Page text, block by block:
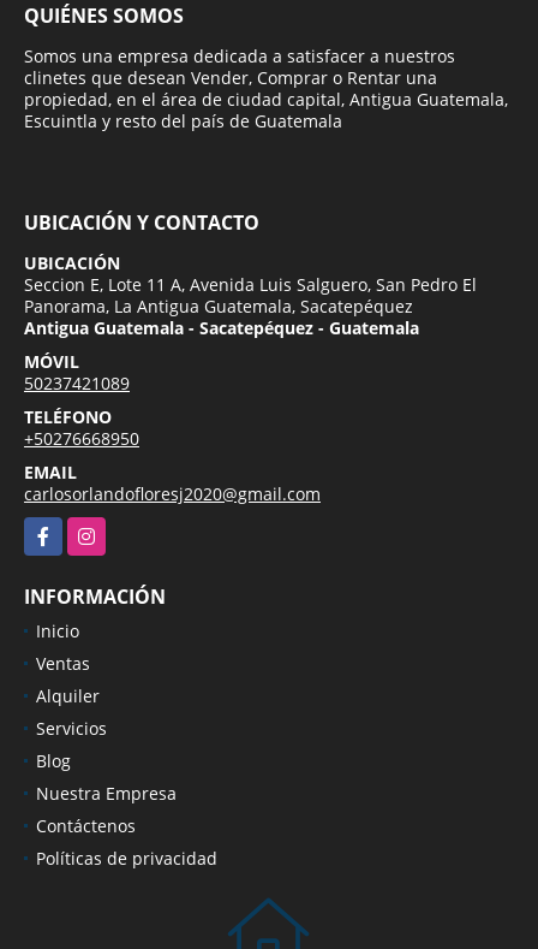
QUIÉNES SOMOS
Somos una empresa dedicada a satisfacer a nuestros
clinetes que desean Vender, Comprar o Rentar una
propiedad, en el área de ciudad capital, Antigua Guatemala,
Escuintla y resto del país de Guatemala
UBICACIÓN Y CONTACTO
UBICACIÓN
Seccion E, Lote 11 A, Avenida Luis Salguero, San Pedro El
Panorama, La Antigua Guatemala, Sacatepéquez
Antigua Guatemala - Sacatepéquez - Guatemala
MÓVIL
50237421089
TELÉFONO
+50276668950
EMAIL
carlosorlandofloresj2020@gmail.com
FacebookInstagram
INFORMACIÓN
Inicio
Ventas
Alquiler
Servicios
Blog
Nuestra Empresa
Contáctenos
Políticas de privacidad